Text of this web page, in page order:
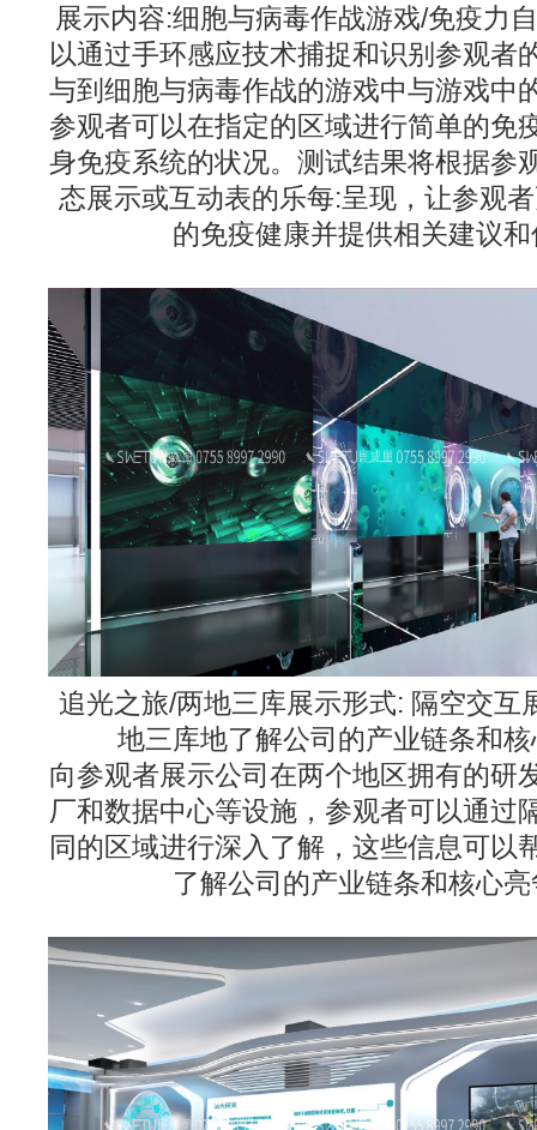
展示内容:细胞与病毒作战游戏/免疫力
以通过手环感应技术捕捉和识别参观者
与到细胞与病毒作战的游戏中与游戏中
参观者可以在指定的区域进行简单的免
身免疫系统的状况。测试结果将根据参
态展示或互动表的乐每:呈现，让参观
的免疫健康并提供相关建议
追光之旅/两地三库展示形式: 隔空交互
地三库地了解公司的产业链条和
向参观者展示公司在两个地区拥有的研
厂和数据中心等设施，参观者可以通过
同的区域进行深入了解，这些信息可以
了解公司的产业链条和核心